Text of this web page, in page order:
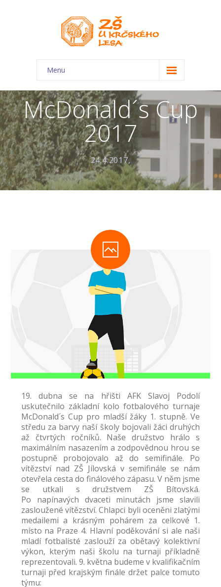
Menu
O škole
-- Charakteristika školy
-- Plán školního roku
-- Dokumenty
-- Kontakty
-- Inspekční zpráva
Pedagogický sbor
-- Vedení školy
-- Třídní učitelé
-- Netřídní učitelé
-- Vychovatelé
-- Školní poradenské pracoviště
---- Výchovný poradce
---- Speciální pedagog
---- Metodik prevence
---- Školní psycholog
---- Koordinátor vzdělávání cizinců
Prvnáčci
-- Co škola nabízí
-- Zápis
-- Odklad
-- První školní dny
McDonald´s Cup
2017
24.4.2017,
19. dubna se na hřišti AFK Slavoj Podolí
uskutečnilo základní kolo fotbalového turnaje
McDonald´s Cup pro mladší žáky 1. stupně. Ve
středu za barvy naší školy bojovali žáci druhých
až čtvrtých ročníků. Naše družstvo hrálo s
maximálním nasazením a zodpovědnou hrou se
postupně probojovalo až do semifinále. Po
vítězství nad ZŠ Jílovská v semifinále se nám
otevřela cesta do finálového zápasu. V něm jsme
se utkali s družstvem ZŠ Bítovská.
Po napínavých dvaceti minutách jsme slavili
zasloužené vítězství. Chlapci byli oceněni zlatými
medailemi a krásným pohárem za celkové 1.
místo na Praze 4. Hlavní poděkování si ale naši
mladí fotbalisté zaslouží za obětavý kolektivní
výkon, kterým naši školu na turnaji příkladně
reprezentovali. 9. května budeme v kvalifikačním
turnaji před krajským finále držet palce tomuto
týmu: